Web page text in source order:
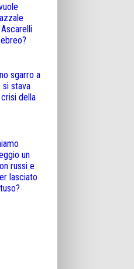
sgarro a
si stava
della
un
russi e
lasciato